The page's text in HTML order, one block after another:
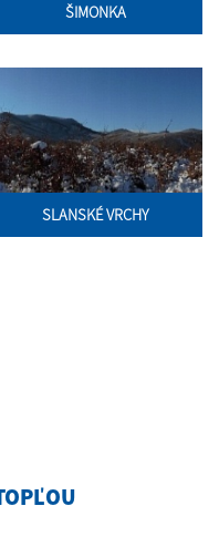
ŠIMONKA
SLANSKÉ VRCHY